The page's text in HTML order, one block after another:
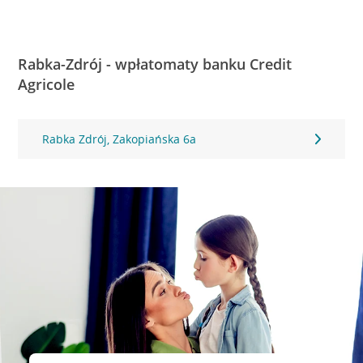
Rabka-Zdrój - wpłatomaty banku Credit
Agricole
Rabka Zdrój, Zakopiańska 6a